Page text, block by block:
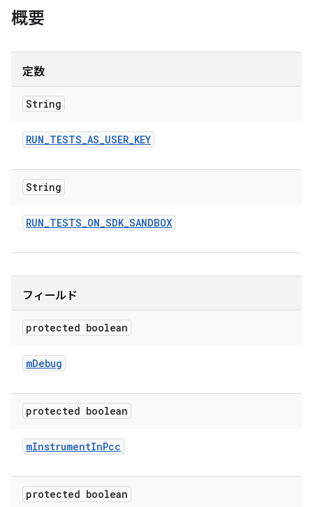
概要
定数
String
RUN_TESTS_AS_USER_KEY
String
RUN_TESTS_ON_SDK_SANDBOX
フィールド
protected boolean
mDebug
protected boolean
mInstrumentInPcc
protected boolean